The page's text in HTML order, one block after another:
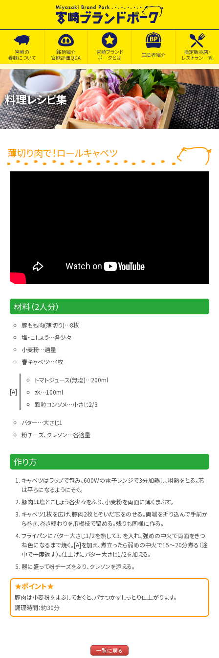
宮崎の
養豚について
銘柄紹介
官能評価QDA
宮崎ブランド
ポークとは
生産者紹介
指定販売店・
レストラン一覧
料理レシピ集
薄切り肉で！ロールキャベツ
材料（2人分）
豚もも肉(薄切り)…8枚
塩・こしょう…各少々
小麦粉…適量
春キャベツ…4枚
[A]
トマトジュース(無塩)…200ml
水…100ml
顆粒コンソメ…小さじ2/3
バター…大さじ1
粉チーズ、クレソン…各適量
作り方
キャベツはラップで包み、600Wの電子レンジで3分加熱し、粗熱をとる。芯
は平らになるようにそぐ。
豚肉は塩とこしょう各少々をふり、小麦粉を両面に薄くまぶす。
キャベツ1枚を広げ、豚肉2枚とそいだ芯をのせる。両端を折り込んで手前か
ら巻き、巻き終わりを爪楊枝で留める。残りも同様に作る。
フライパンにバター大さじ1/2を熱して3. を入れ、強めの中火で両面をきつ
ね色になるまで焼く。[A]を加え、煮立ったら弱めの中火で15～20分煮る（途
中で一度返す）。仕上げにバター大さじ1/2を加える。
器に盛って粉チーズをふり、クレソンを添える。
★ポイント★
豚肉は小麦粉をまぶしておくと、パサつかずしっとり仕上がります。
調理時間：約30分
一覧に戻る